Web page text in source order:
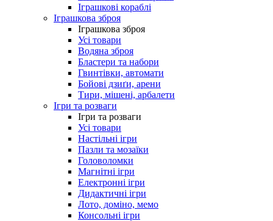
Іграшкові кораблі
Іграшкова зброя
Іграшкова зброя
Усі товари
Водяна зброя
Бластери та набори
Гвинтівки, автомати
Бойові дзиґи, арени
Тири, мішені, арбалети
Ігри та розваги
Ігри та розваги
Усі товари
Настільні ігри
Пазли та мозаїки
Головоломки
Магнітні ігри
Електронні ігри
Дидактичні ігри
Лото, доміно, мемо
Консольні ігри